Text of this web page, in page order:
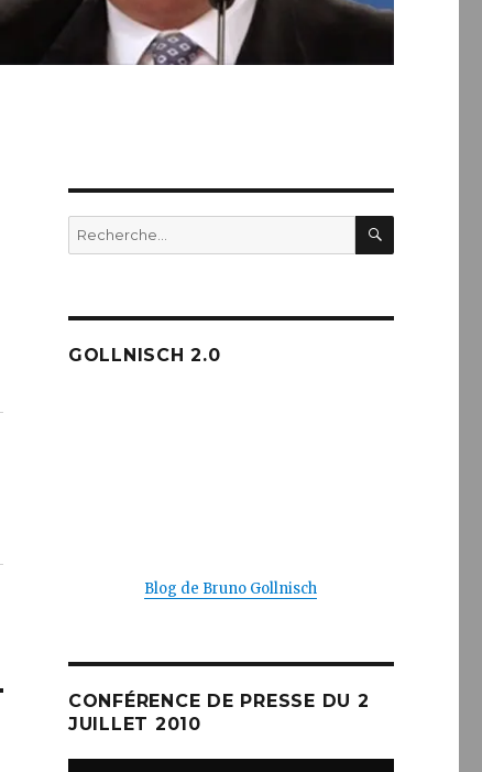
Recherche
pour :
GOLLNISCH 2.0
Blog de Bruno Gollnisch
CONFÉRENCE DE PRESSE DU 2
JUILLET 2010